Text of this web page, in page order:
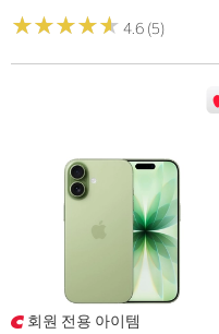
★★★★★
★★★★★ 4.6 (5)
회원 전용 아이템